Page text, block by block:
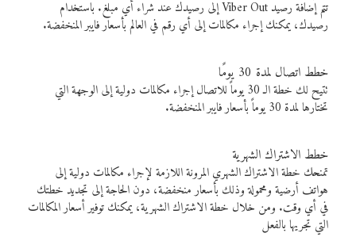
تتم إضافة رصيد Viber Out إلى رصيدك عند شراء أي مبلغ. باستخدام
رصيدك، يمكنك إجراء مكالمات إلى أي رقم في العالم بأسعار فايبر المنخفضة.
خطط اتصال لمدة 30 يومًا
تتيح لك خطة الـ 30 يوماً للاتصال إجراء مكالمات دولية إلى الوجهة التي
تختارها لمدة 30 يوماً بأسعار فايبر المنخفضة.
خطط الاشتراك الشهرية
تمنحك خطة الاشتراك الشهري المرونة اللازمة لإجراء مكالمات دولية إلى
هواتف أرضية ومحمولة وذلك بأسعار منخفضة، دون الحاجة إلى تجديد خطتك
في أي وقت. ومن خلال خطة الاشتراك الشهرية، يمكنك توفير أسعار المكالمات
التي تجريها بالفعل